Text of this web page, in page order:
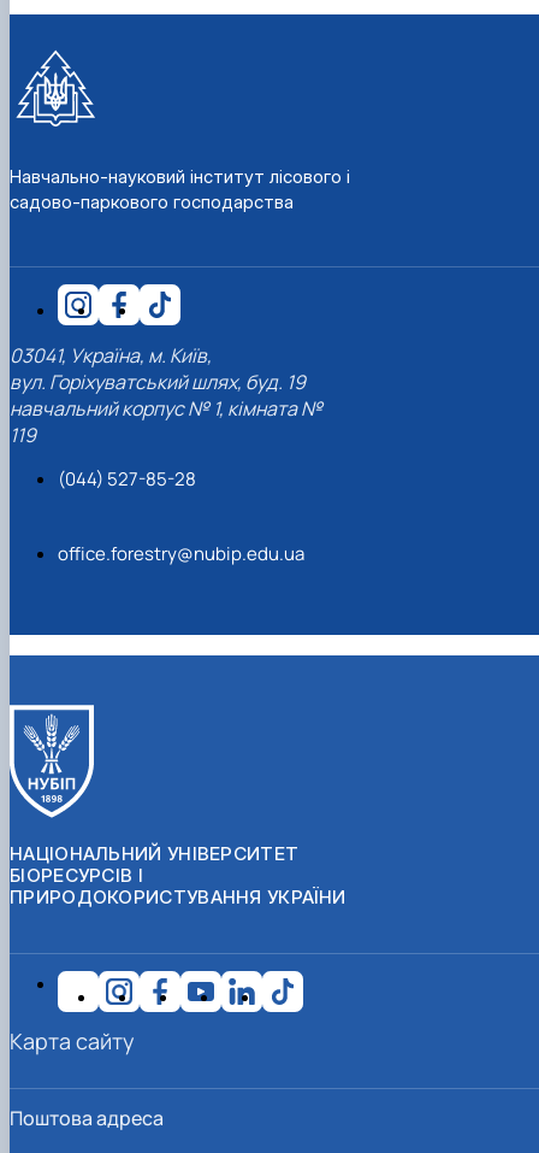
Навчально-науковий інститут лісового і
садово-паркового господарства
03041, Україна, м. Київ,
вул. Горіхуватський шлях, буд. 19
навчальний корпус № 1, кімната №
119
(044) 527-85-28
office.forestry@nubip.edu.ua
НАЦІОНАЛЬНИЙ УНІВЕРСИТЕТ
БІОРЕСУРСІВ І
ПРИРОДОКОРИСТУВАННЯ УКРАЇНИ
Поштова адреса
Карта сайту